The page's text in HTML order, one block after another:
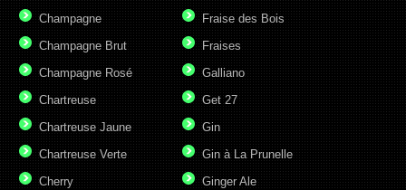
Champagne
Champagne Brut
Champagne Rosé
Chartreuse
Chartreuse Jaune
Chartreuse Verte
Cherry
Fraise des Bois
Fraises
Galliano
Get 27
Gin
Gin à La Prunelle
Ginger Ale